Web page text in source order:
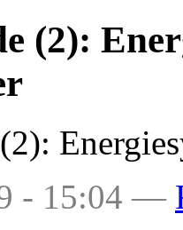
(2):
- 15:04 —